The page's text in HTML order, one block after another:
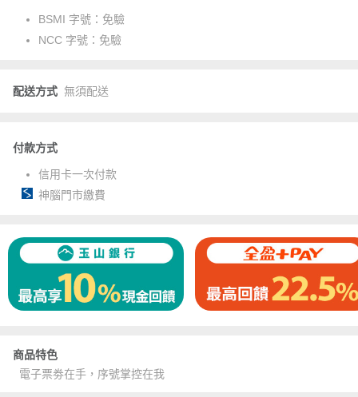
BSMI 字號： 免驗
NCC 字號： 免驗
配送方式 無須配送
付款方式
信用卡一次付款
神腦門市繳費
商品特色
電子票劵在手，序號掌控在我